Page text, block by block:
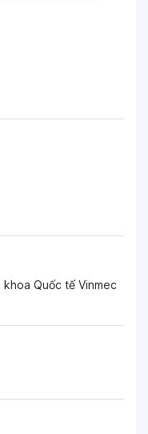
Quốc tế Vinmec
Ngày 21-01-2026